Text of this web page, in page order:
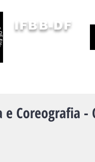
IFBB-DF
e Coreografia -